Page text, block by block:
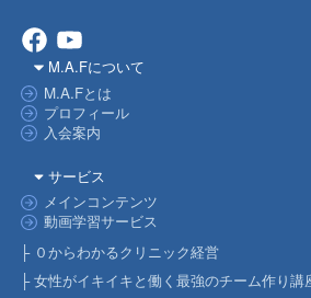
M.A.Fについて
M.A.Fとは
プロフィール
入会案内
サービス
メインコンテンツ
動画学習サービス
├ ０からわかるクリニック経営
├ 女性がイキイキと働く最強のチーム作り講